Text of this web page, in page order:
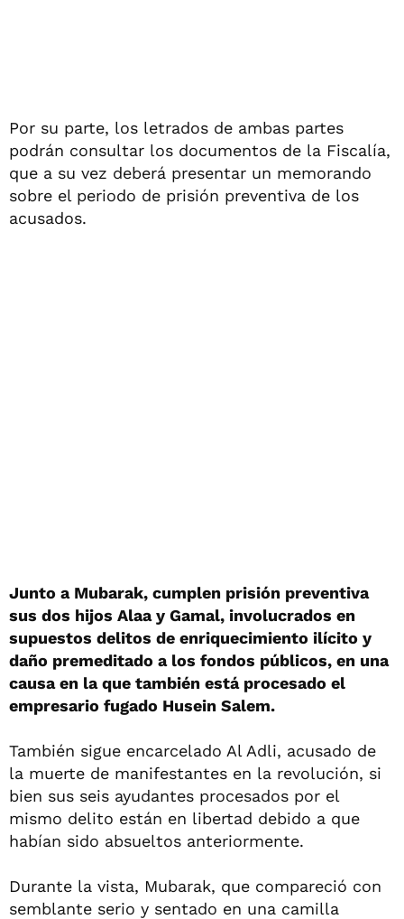
Por su parte, los letrados de ambas partes
podrán consultar los documentos de la Fiscalía,
que a su vez deberá presentar un memorando
sobre el periodo de prisión preventiva de los
acusados.
Junto a Mubarak, cumplen prisión preventiva
sus dos hijos Alaa y Gamal, involucrados en
supuestos delitos de enriquecimiento ilícito y
daño premeditado a los fondos públicos, en una
causa en la que también está procesado el
empresario fugado Husein Salem.
También sigue encarcelado Al Adli, acusado de
la muerte de manifestantes en la revolución, si
bien sus seis ayudantes procesados por el
mismo delito están en libertad debido a que
habían sido absueltos anteriormente.
Durante la vista, Mubarak, que compareció con
semblante serio y sentado en una camilla